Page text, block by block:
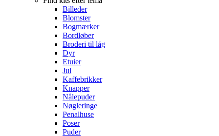
Billeder
Blomster
Bogmærker
Bordløber
Broderi til låg
Dyr
Etuier
Jul
Kaffebrikker
Knapper
Nålepuder
Nøgleringe
Penalhuse
Poser
Puder